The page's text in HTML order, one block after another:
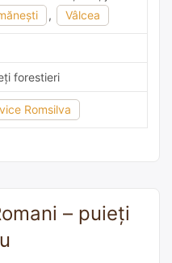
, Vâlcea
forestieri
Romsilva
– puieți